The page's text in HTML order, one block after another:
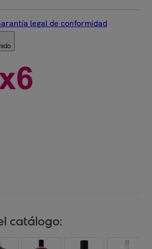
legal de conformidad
catálogo: